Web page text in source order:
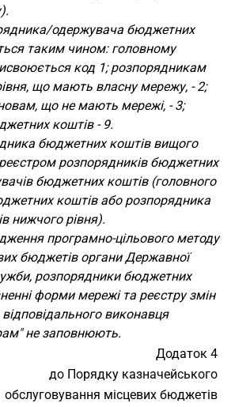
одержувача бюджетних
таким чином: головному
код 1; розпорядникам
що мають власну мережу, - 2;
що не мають мережі, - 3;
коштів - 9.
бюджетних коштів вищого
розпорядників бюджетних
бюджетних коштів (головного
коштів або розпорядника
нижчого рівня).
програмно-цільового методу
бюджетів органи Державної
розпорядники бюджетних
форми мережі та реєстру змін
виконавця
не заповнюють.
Додаток 4
до Порядку казначейського
обслуговування місцевих бюджетів